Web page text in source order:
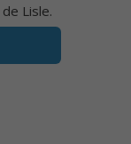
Lisle.